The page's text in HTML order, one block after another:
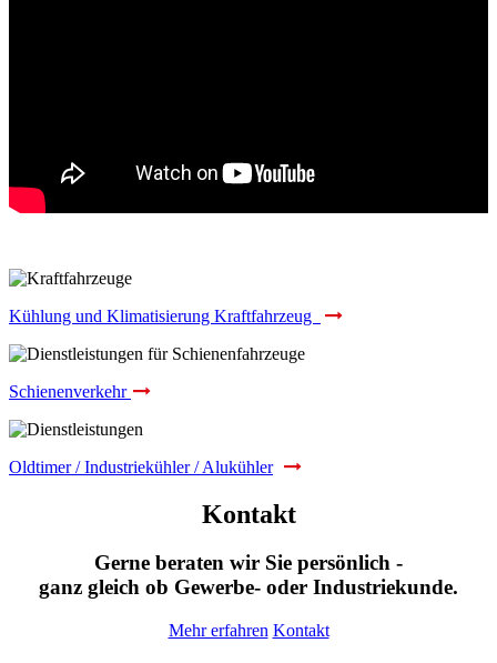
Kühlung und Klimatisierung Kraftfahrzeug
Schienenverkehr
Oldtimer / Industriekühler / Alukühler
Kontakt
Gerne beraten wir Sie persönlich -
ganz gleich ob Gewerbe- oder Industriekunde.
Mehr erfahren Kontakt